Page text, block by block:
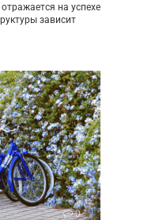
на успехе
зависит
0